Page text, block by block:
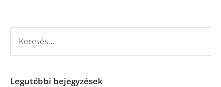
Legutóbbi bejegyzések